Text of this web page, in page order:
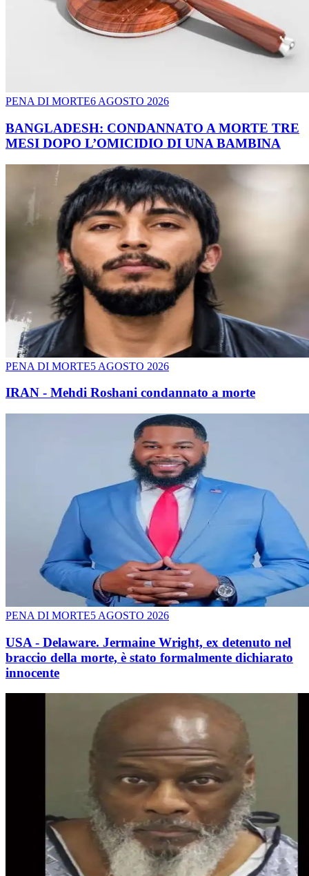
PENA DI MORTE6 AGOSTO 2026
BANGLADESH: CONDANNATO A MORTE TRE
MESI DOPO L’OMICIDIO DI UNA BAMBINA
PENA DI MORTE5 AGOSTO 2026
IRAN - Mehdi Roshani condannato a morte
PENA DI MORTE5 AGOSTO 2026
USA - Delaware. Jermaine Wright, ex detenuto nel
braccio della morte, è stato formalmente dichiarato
innocente